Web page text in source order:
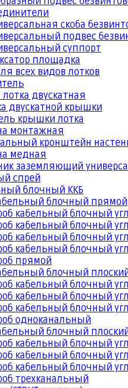
скоба
подвес
суппорт
площадка
всех видов лотков
двускатная
двускатной крышки
крышки лотка
монтажная
кронштейн
медная
заземляющий
спрей
блочный ККБ
блочный прямой
кабельный блочный
кабельный блочный
кабельный блочный
кабельный блочный
прямой
блочный
кабельный блочный
кабельный блочный
кабельный блочный
одноканальный
блочный
кабельный блочный
кабельный блочный
кабельный блочный
трехканальный